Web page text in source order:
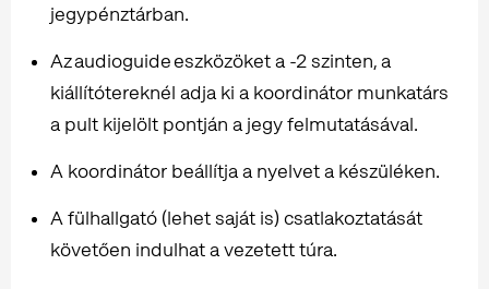
jegypénztárban.
Az audioguide eszközöket a -2 szinten, a
kiállítótereknél adja ki a koordinátor munkatárs
a pult kijelölt pontján a jegy felmutatásával.
A koordinátor beállítja a nyelvet a készüléken.
A fülhallgató (lehet saját is) csatlakoztatását
követően indulhat a vezetett túra.